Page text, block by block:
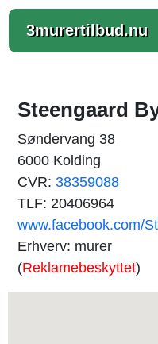
3murertilbud.nu
Steengaard
Søndervang 38
6000 Kolding
CVR: 38359088
TLF: 20406964
www.facebook.com/
Erhverv: murer
(Reklamebeskyttet)